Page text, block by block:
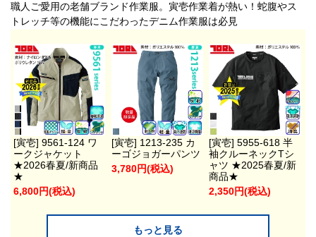
職人ご愛用の老舗ブランド作業服。寅壱作業着が熱い！蛇腹やス
トレッチ等の機能にこだわったデニム作業服は必見
[寅壱] 9561-124 ワ
ークジャケット
★2026春夏/新商品
★
6,800円(税込)
[寅壱] 1213-235 カ
ーゴジョガーパンツ
3,780円(税込)
[寅壱] 5955-618 半
袖クルーネックTシ
ャツ ★2025春夏/新
商品★
2,350円(税込)
もっと見る